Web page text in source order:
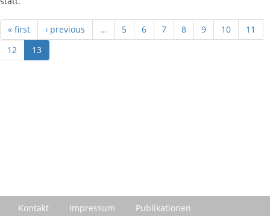
« first ‹ previous … 5 6 7 8 9 10
11
12
13
Kontakt Impressum Publikationen